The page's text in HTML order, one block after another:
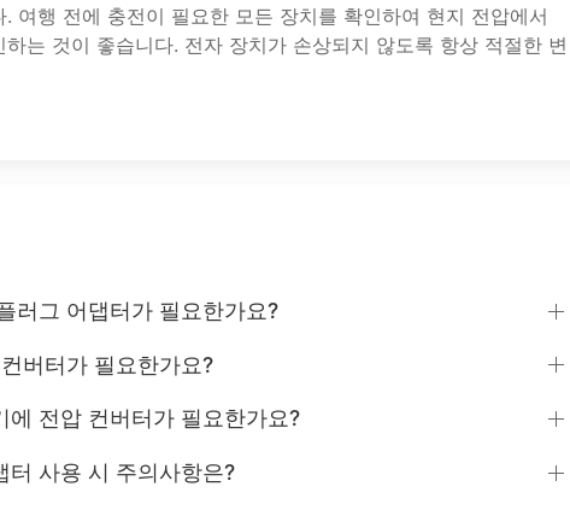
여행 전에 충전이 필요한 모든 장치를 확인하여 현지 전압에서
는 것이 좋습니다. 전자 장치가 손상되지 않도록 항상 적절한 변
러그 어댑터가 필요한가요?
버터가 필요한가요?
에 전압 컨버터가 필요한가요?
터 사용 시 주의사항은?